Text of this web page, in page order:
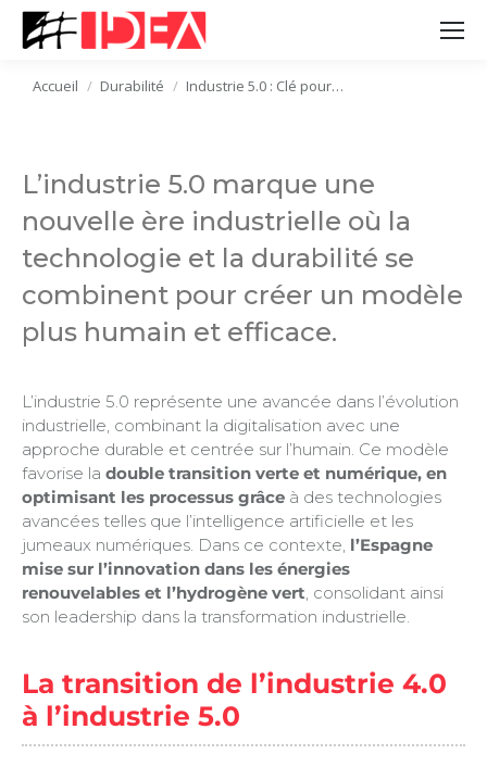
Vous êtes ici :
Accueil Durabilité Industrie 5.0 : Clé pour…
L’industrie 5.0 marque une
nouvelle ère industrielle où la
technologie et la durabilité se
combinent pour créer un modèle
plus humain et efficace.
L’industrie 5.0 représente une avancée dans l’évolution
industrielle, combinant la digitalisation avec une
approche durable et centrée sur l’humain. Ce modèle
favorise la double transition verte et numérique, en
optimisant les processus grâce à des technologies
avancées telles que l’intelligence artificielle et les
jumeaux numériques. Dans ce contexte, l’Espagne
mise sur l’innovation dans les énergies
renouvelables et l’hydrogène vert, consolidant ainsi
son leadership dans la transformation industrielle.
La transition de l’industrie 4.0
à l’industrie 5.0